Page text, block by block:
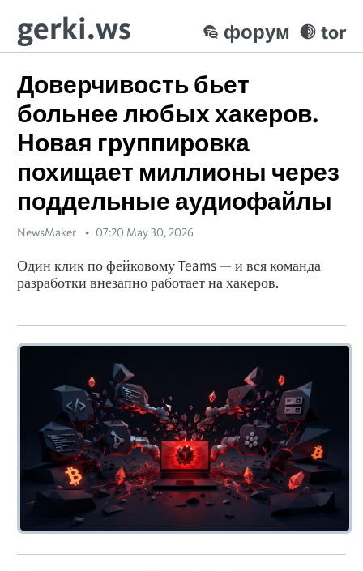
gerki.ws tor
форум
Доверчивость бьет
больнее любых хакеров.
Новая группировка
похищает миллионы через
поддельные аудиофайлы
NewsMaker 07:20 May 30, 2026
Один клик по фейковому Teams — и вся команда
разработки внезапно работает на хакеров.